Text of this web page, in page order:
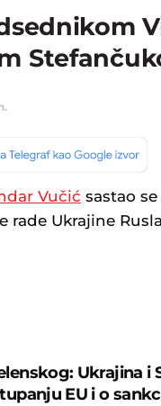
Vučić sastao
rade Ukrajine
Ukrajina i
EU i o